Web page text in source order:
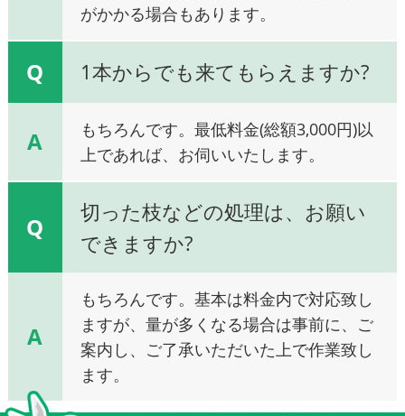
がかかる場合もあります。
Q 1本からでも来てもらえますか?
A
もちろんです。最低料金(総額3,000円)以
上であれば、お伺いいたします。
Q
切った枝などの処理は、お願い
できますか?
A
もちろんです。基本は料金内で対応致し
ますが、量が多くなる場合は事前に、ご
案内し、ご了承いただいた上で作業致し
ます。